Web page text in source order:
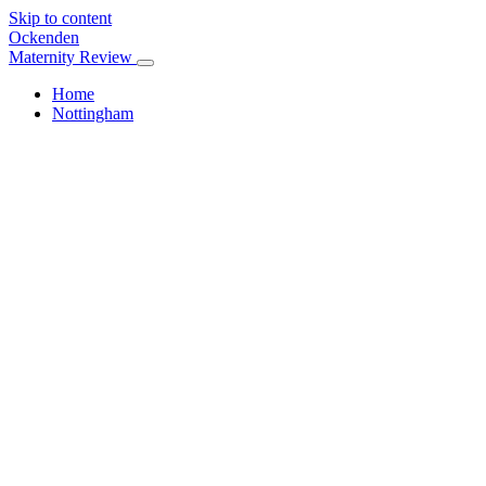
Skip to content
Ockenden
Maternity Review
Home
Nottingham